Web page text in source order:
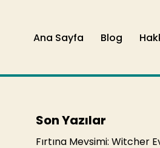
Ana Sayfa Blog
Son Yazılar
Fırtına Mevsimi: Witcher